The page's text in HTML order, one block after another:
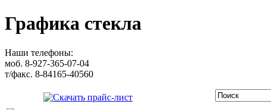
Графика стекла
Наши телефоны:
моб. 8-927-365-07-04
т/факс. 8-84165-40560